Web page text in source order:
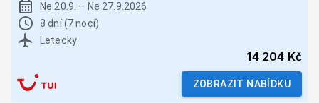
Ne 20.9. – Ne 27.9.2026
8 dní (7 nocí)
Letecky
14 204 Kč
ZOBRAZIT NABÍDKU